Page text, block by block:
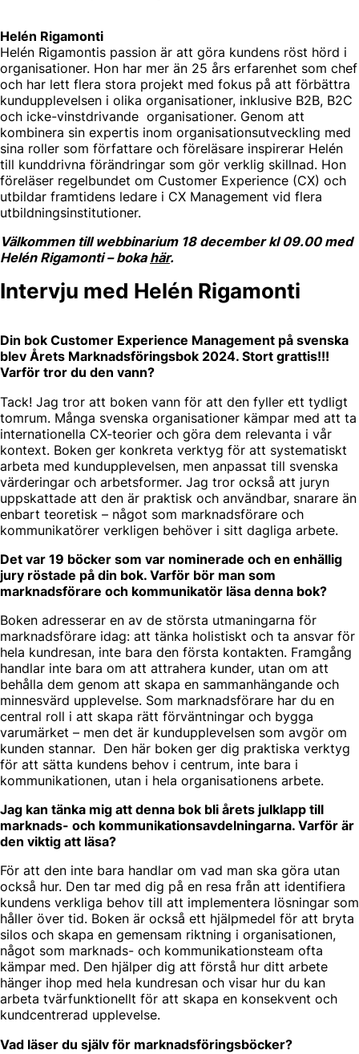
Helén Rigamonti
Helén Rigamontis passion är att göra kundens röst hörd i
organisationer. Hon har mer än 25 års erfarenhet som chef
och har lett flera stora projekt med fokus på att förbättra
kundupplevelsen i olika organisationer, inklusive B2B, B2C
och icke-vinstdrivande organisationer. Genom att
kombinera sin expertis inom organisationsutveckling med
sina roller som författare och föreläsare inspirerar Helén
till kunddrivna förändringar som gör verklig skillnad. Hon
föreläser regelbundet om Customer Experience (CX) och
utbildar framtidens ledare i CX Management vid flera
utbildningsinstitutioner.
Välkommen till webbinarium 18 december kl 09.00 med
Helén Rigamonti – boka här.
Intervju med Helén Rigamonti
Din bok Customer Experience Management på svenska
blev Årets Marknadsföringsbok 2024. Stort grattis!!!
Varför tror du den vann?
Tack! Jag tror att boken vann för att den fyller ett tydligt
tomrum. Många svenska organisationer kämpar med att ta
internationella CX-teorier och göra dem relevanta i vår
kontext. Boken ger konkreta verktyg för att systematiskt
arbeta med kundupplevelsen, men anpassat till svenska
värderingar och arbetsformer. Jag tror också att juryn
uppskattade att den är praktisk och användbar, snarare än
enbart teoretisk – något som marknadsförare och
kommunikatörer verkligen behöver i sitt dagliga arbete.
Det var 19 böcker som var nominerade och en enhällig
jury röstade på din bok. Varför bör man som
marknadsförare och kommunikatör läsa denna bok?
Boken adresserar en av de största utmaningarna för
marknadsförare idag: att tänka holistiskt och ta ansvar för
hela kundresan, inte bara den första kontakten. Framgång
handlar inte bara om att attrahera kunder, utan om att
behålla dem genom att skapa en sammanhängande och
minnesvärd upplevelse. Som marknadsförare har du en
central roll i att skapa rätt förväntningar och bygga
varumärket – men det är kundupplevelsen som avgör om
kunden stannar. Den här boken ger dig praktiska verktyg
för att sätta kundens behov i centrum, inte bara i
kommunikationen, utan i hela organisationens arbete.
Jag kan tänka mig att denna bok bli årets julklapp till
marknads- och kommunikationsavdelningarna. Varför är
den viktig att läsa?
För att den inte bara handlar om vad man ska göra utan
också hur. Den tar med dig på en resa från att identifiera
kundens verkliga behov till att implementera lösningar som
håller över tid. Boken är också ett hjälpmedel för att bryta
silos och skapa en gemensam riktning i organisationen,
något som marknads- och kommunikationsteam ofta
kämpar med. Den hjälper dig att förstå hur ditt arbete
hänger ihop med hela kundresan och visar hur du kan
arbeta tvärfunktionellt för att skapa en konsekvent och
kundcentrerad upplevelse.
Vad läser du själv för marknadsföringsböcker?